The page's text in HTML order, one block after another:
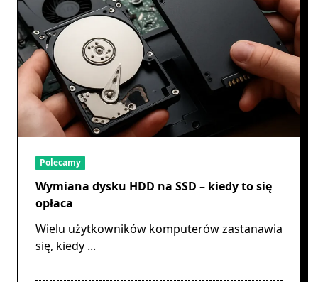
Polecamy
Wymiana dysku HDD na SSD – kiedy to się
opłaca
Wielu użytkowników komputerów zastanawia
się, kiedy ...